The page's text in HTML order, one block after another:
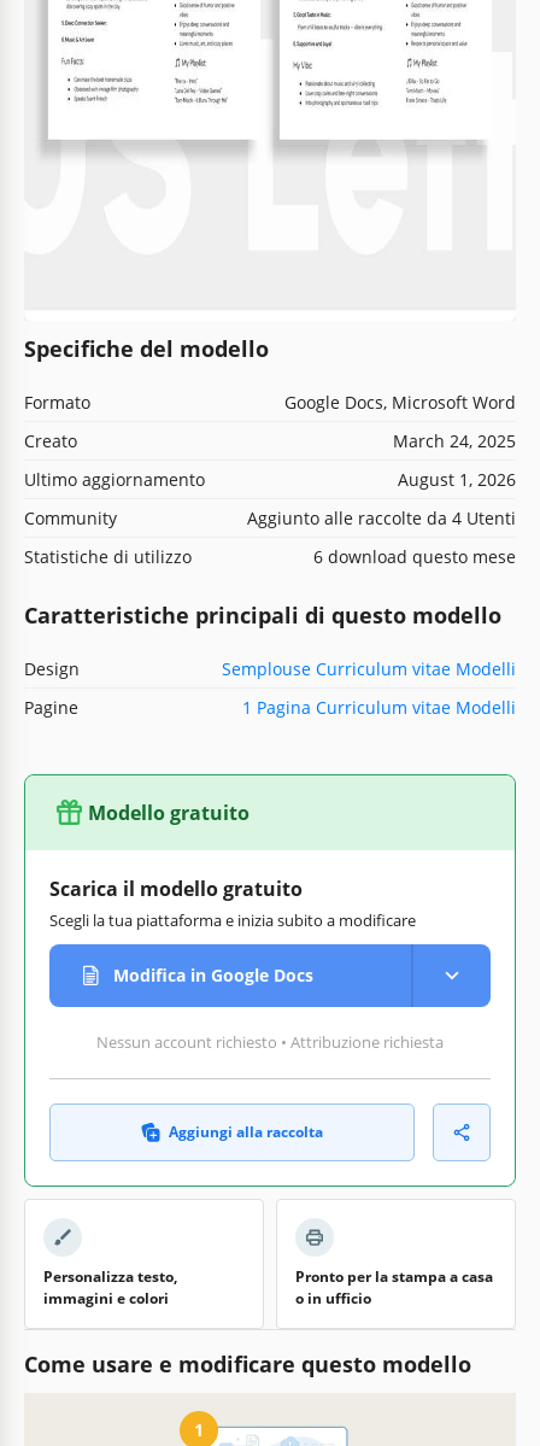
Specifiche del modello
Formato
Google Docs, Microsoft Word
Creato
March 24, 2025
Ultimo aggiornamento
August 1, 2026
Community
Aggiunto alle raccolte da 4 Utenti
Statistiche di utilizzo
6 download questo mese
Caratteristiche principali di questo modello
Design
Semplouse Curriculum vitae Modelli
Pagine
1 Pagina Curriculum vitae Modelli
Modello gratuito
Scarica il modello gratuito
Scegli la tua piattaforma e inizia subito a modificare
Modifica in Google Docs
Nessun account richiesto • Attribuzione richiesta
Aggiungi alla raccolta
Personalizza testo,
immagini e colori
Pronto per la stampa a casa
o in ufficio
Come usare e modificare questo modello
1